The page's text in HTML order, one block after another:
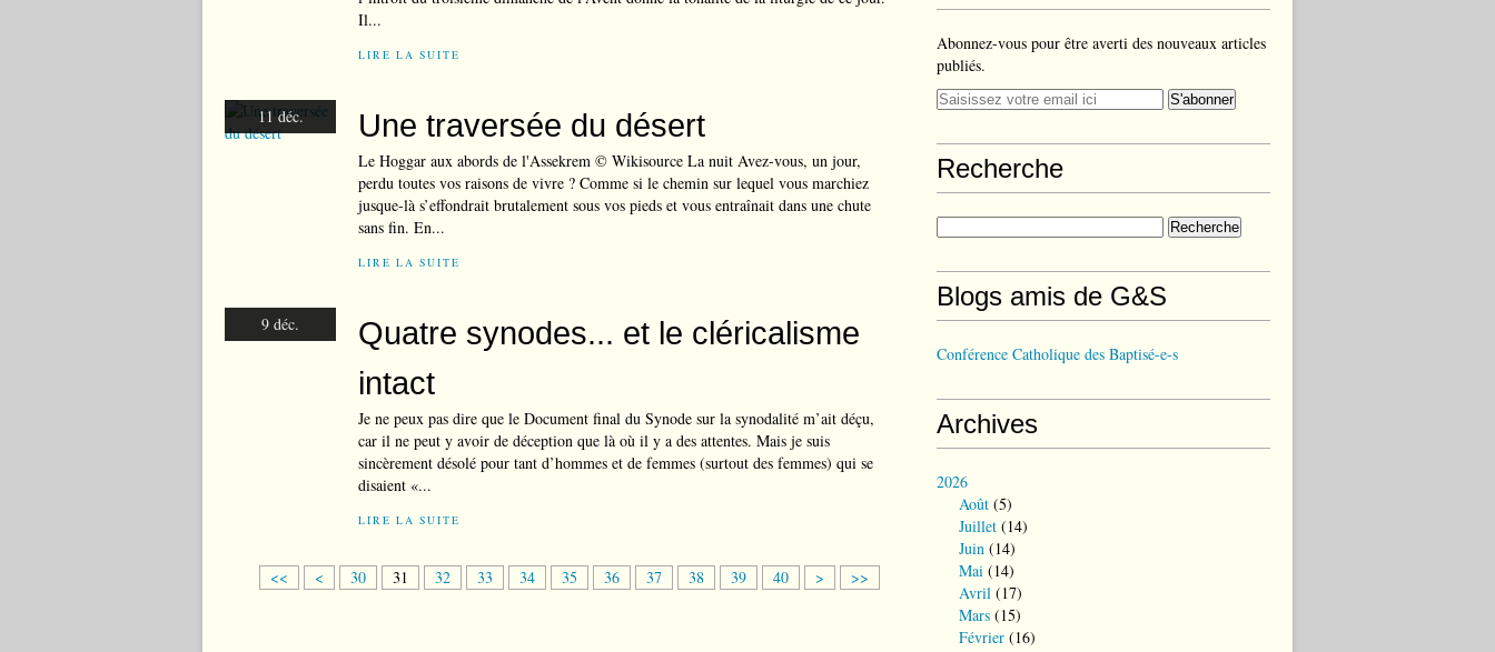
Il...
LIRE LA SUITE
11 déc. Une traversée du désert
Le Hoggar aux abords de l'Assekrem © Wikisource La nuit Avez-vous, un jour,
perdu toutes vos raisons de vivre ? Comme si le chemin sur lequel vous marchiez
jusque-là s’effondrait brutalement sous vos pieds et vous entraînait dans une chute
sans fin. En...
LIRE LA SUITE
9 déc.
Quatre synodes... et le cléricalisme
intact
Je ne peux pas dire que le Document final du Synode sur la synodalité m’ait déçu,
car il ne peut y avoir de déception que là où il y a des attentes. Mais je suis
sincèrement désolé pour tant d’hommes et de femmes (surtout des femmes) qui se
disaient «...
LIRE LA SUITE
<< <
1
2
30 31 32 33 34 35 36 37 38 39 40
5
6
7
8
9
1
2
3
> >>
Abonnez-vous pour être averti des nouveaux articles
publiés.
Recherche
Blogs amis de G&S
Conférence Catholique des Baptisé-e-s
Archives
2026
Août (5)
Juillet (14)
Juin (14)
Mai (14)
Avril (17)
Mars (15)
Février (16)